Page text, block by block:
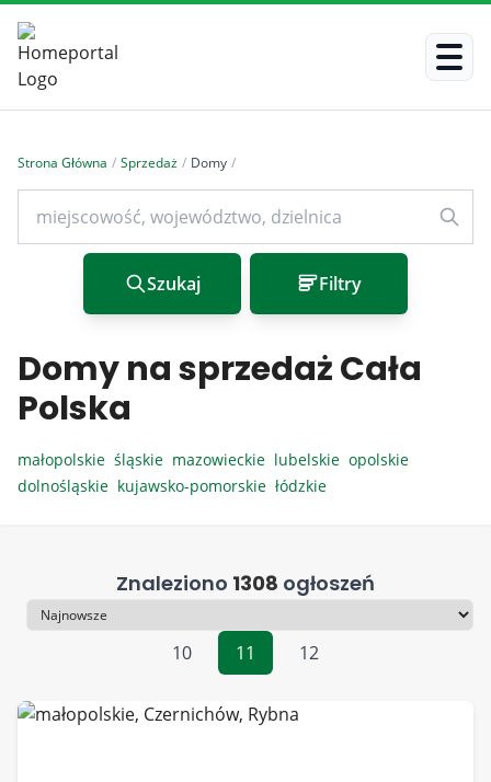
Strona Główna / Sprzedaż / Domy /
Szukaj Filtry
Domy na sprzedaż Cała
Polska
małopolskie śląskie mazowieckie lubelskie opolskie
dolnośląskie kujawsko-pomorskie łódzkie
Znaleziono 1308 ogłoszeń
Sortowanie
10
11 12